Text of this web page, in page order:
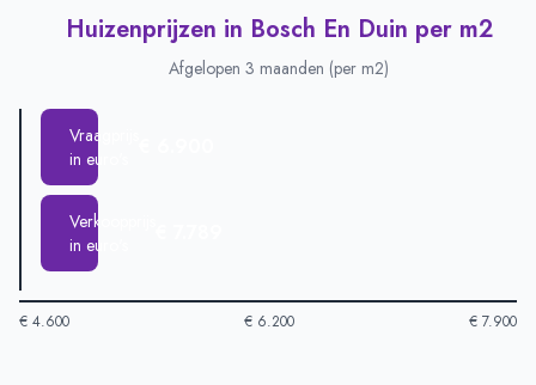
Huizenprijzen in Bosch En Duin per m2
Afgelopen 3 maanden (per m2)
Vraagprijs
in euro's
Verkoopprijs
in euro's
€ 4.600 € 6.200 € 7.900